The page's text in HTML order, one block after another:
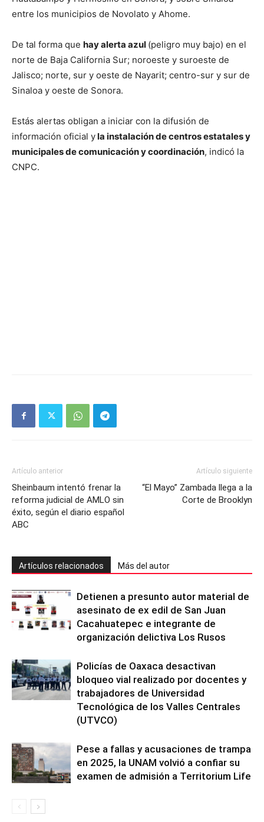
entre los municipios de Novolato y Ahome.
De tal forma que hay alerta azul (peligro muy bajo) en el
norte de Baja California Sur; noroeste y suroeste de
Jalisco; norte, sur y oeste de Nayarit; centro-sur y sur de
Sinaloa y oeste de Sonora.
Estás alertas obligan a iniciar con la difusión de
información oficial yla instalación de centros estatales y
municipales de comunicación y coordinación, indicó la
CNPC.
Artículo anterior
Sheinbaum intentó frenar la
reforma judicial de AMLO sin
éxito, según el diario español
ABC
Artículo siguiente
“El Mayo” Zambada llega a la
Corte de Brooklyn
Artículos relacionados Más del autor
Detienen a presunto autor material de
asesinato de ex edil de San Juan
Cacahuatepec e integrante de
organización delictiva Los Rusos
Policías de Oaxaca desactivan
bloqueo vial realizado por docentes y
trabajadores de Universidad
Tecnológica de los Valles Centrales
(UTVCO)
Pese a fallas y acusaciones de trampa
en 2025, la UNAM volvió a confiar su
examen de admisión a Territorium Life